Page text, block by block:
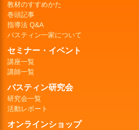
教材のすすめかた
巻頭記事
指導法 Q&A
バスティン一家について
セミナー・イベント
講座一覧
講師一覧
バスティン研究会
研究会一覧
活動レポート
オンラインショップ